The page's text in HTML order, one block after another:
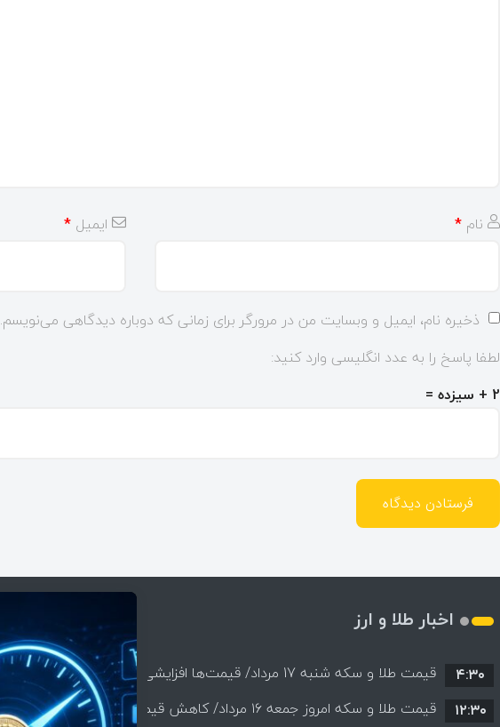
نام * ایمیل*
ذخیره نام، ایمیل و وبسایت من در مرورگر برای زمانی که دوباره دیدگاهی می‌نویسم.
لطفا پاسخ را به عدد انگلیسی وارد کنید:
2 + سیزده =
اخبار طلا و ارز
قیمت طلا و سکه شنبه 17 مرداد/ قیمت‌ها افزایشی
۴:۳۰
قیمت طلا و سکه امروز جمعه ۱۶ مرداد/ کاهش قیمت ها+ جدول و جزییات
۱۲:۳۰